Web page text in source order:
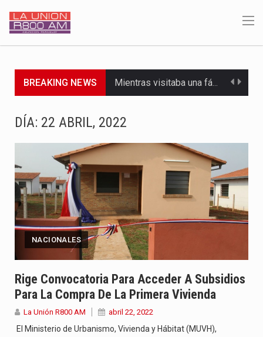
BREAKING NEWS Mientras visitaba una fábrica de armamentos en San Paulo, el…
Para Tania, una paraguaya de 33 años que reside en…
El presidente de la República se encontraba en el aeropuerto…
Una familia atravesó momentos de extrema tensión durante la madrugada…
El amanecer de este miércoles se caracteriza por un ambiente…
Hace casi dos meses que Rivas dejó el Senado y,…
DÍA: 22 ABRIL, 2022
NACIONALES
Rige Convocatoria Para Acceder A Subsidios
Para La Compra De La Primera Vivienda
La Unión R800 AM abril 22, 2022
El Ministerio de Urbanismo, Vivienda y Hábitat (MUVH),